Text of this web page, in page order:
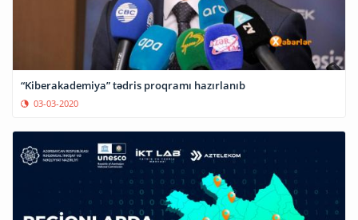
“Kiberakademiya” tədris proqramı hazırlanıb
03-03-2020